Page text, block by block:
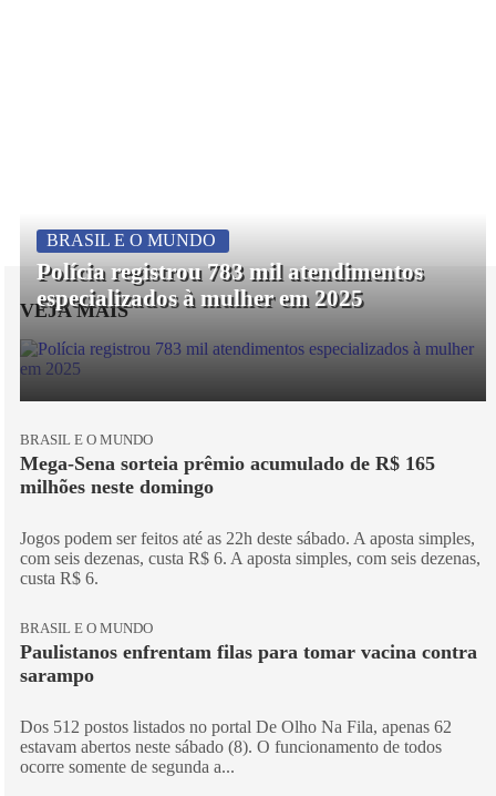
VEJA MAIS
BRASIL E O MUNDO
Polícia registrou 783 mil atendimentos
especializados à mulher em 2025
BRASIL E O MUNDO
Mega-Sena sorteia prêmio acumulado de R$ 165
milhões neste domingo
Jogos podem ser feitos até as 22h deste sábado. A aposta simples,
com seis dezenas, custa R$ 6. A aposta simples, com seis dezenas,
custa R$ 6.
BRASIL E O MUNDO
Paulistanos enfrentam filas para tomar vacina contra
sarampo
Dos 512 postos listados no portal De Olho Na Fila, apenas 62
estavam abertos neste sábado (8). O funcionamento de todos
ocorre somente de segunda a...